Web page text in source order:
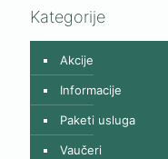
Kategorije
Akcije
Informacije
Paketi usluga
Vaučeri